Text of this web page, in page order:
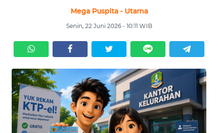
Mega Puspita - Utama
Senin, 22 Juni 2026 - 10:11 WIB
SERBA-
SERBI
OPINI
Informasi
INDEKS